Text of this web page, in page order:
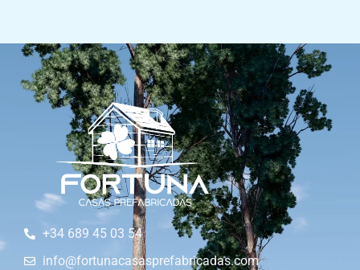
+34 689 45 03 54
info@fortunacasasprefabricadas.com